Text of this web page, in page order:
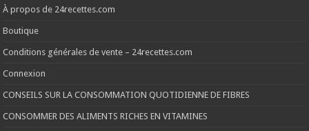
À propos de 24recettes.com
Boutique
Conditions générales de vente – 24recettes.com
Connexion
CONSEILS SUR LA CONSOMMATION QUOTIDIENNE DE FIBRES
CONSOMMER DES ALIMENTS RICHES EN VITAMINES